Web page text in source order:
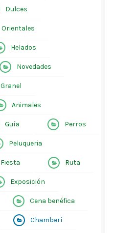
Dulces
Orientales
Helados
Novedades
Granel
Animales
Guía Perros
Peluqueria
Fiesta Ruta
Exposición
Cena benéfica
Chamberí